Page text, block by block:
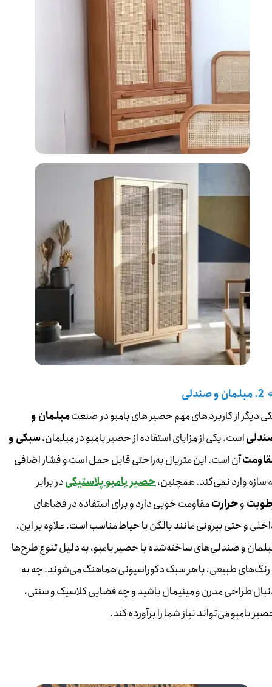
دیگر از کاربرد های مهم حصیر های بامبو در صنعتمبلمان و
است. یکی از مزایای استفاده از حصیر بامبو در مبلمان،سبکی و
آن است. این متریال به‌راحتی قابل حمل است و فشار اضافی
سازه وارد نمی‌کند. همچنین،حصیر بامبو پلاستیکیدر برابر
وحرارتمقاومت خوبی دارد و برای استفاده در فضاهای
و حتی بیرونی مانند بالکن یا حیاط مناسب است. علاوه بر این،
و صندلی‌های ساخته‌شده با حصیر بامبو، به دلیل تنوع طرح‌ها
رنگ‌های طبیعی، با هر سبک دکوراسیونی هماهنگ می‌شوند. چه به
طراحی مدرن و مینیمال باشید و چه فضایی کلاسیک و سنتی،
بامبو می‌تواند نیاز شما را برآورده کند.